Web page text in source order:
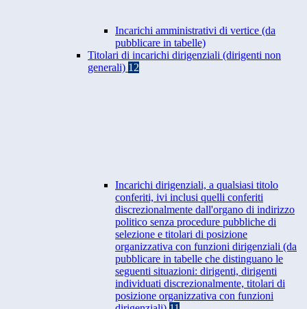
Incarichi amministrativi di vertice (da
pubblicare in tabelle)
Titolari di incarichi dirigenziali (dirigenti non
generali) 12
Incarichi dirigenziali, a qualsiasi titolo
conferiti, ivi inclusi quelli conferiti
discrezionalmente dall'organo di indirizzo
politico senza procedure pubbliche di
selezione e titolari di posizione
organizzativa con funzioni dirigenziali (da
pubblicare in tabelle che distinguano le
seguenti situazioni: dirigenti, dirigenti
individuati discrezionalmente, titolari di
posizione organizzativa con funzioni